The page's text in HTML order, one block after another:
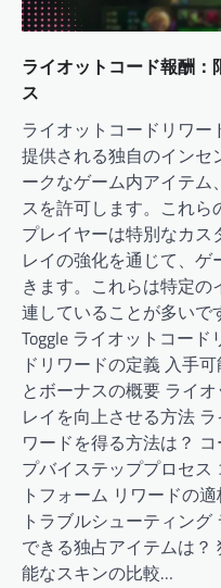
ライオットコード報酬：
ス
ライオットコードリワー
提供される独自のインセ
ークなゲーム内アイテ
スを許可します。これら
プレイヤーは特別なカ
レイの強化を通じて、
きます。これらは特定
連していることが多いで
Toggle ライオットコー
ドリワードの定義 入手
とボーナスの概要 ライ
レイを向上させる方法
ワードを得る方法は？
プバイステッププロセス
トフォーム リワードの
トラブルシューティン
できる独占アイテムは
能なスキンの比較…